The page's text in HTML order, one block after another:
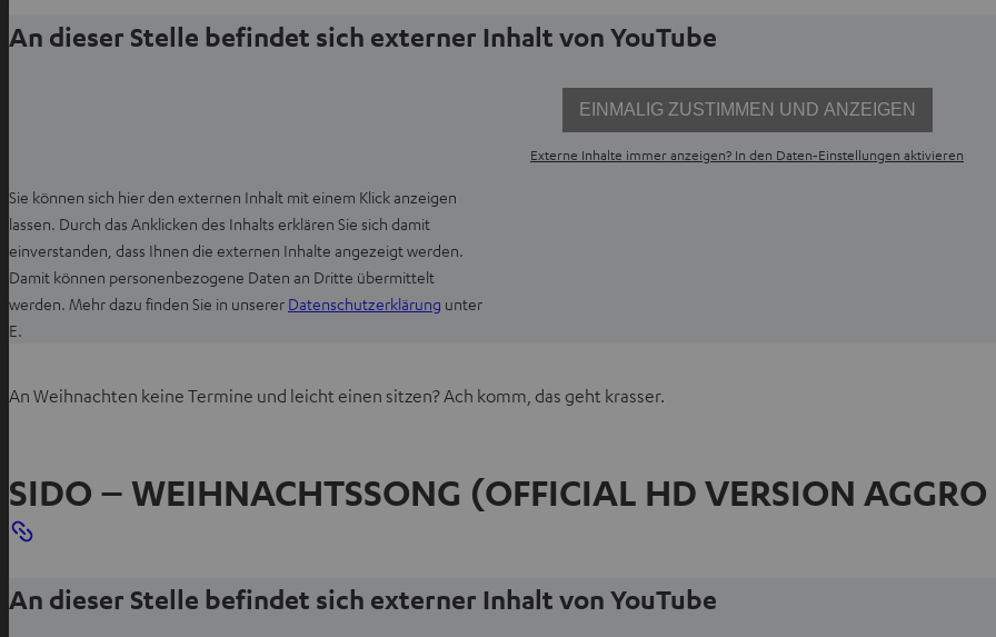
f
An dieser Stelle befindet sich externer Inhalt von YouTube
EINMALIG ZUSTIMMEN UND ANZEIGEN
Externe Inhalte immer anzeigen? In den Daten‑Einstellungen aktivieren
Sie können sich hier den externen Inhalt mit einem Klick anzeigen
lassen. Durch das Anklicken des Inhalts erklären Sie sich damit
einverstanden, dass Ihnen die externen Inhalte angezeigt werden.
Damit können personenbezogene Daten an Dritte übermittelt
werden. Mehr dazu finden Sie in unserer Datenschutzerklärung
u
T
f
unter
E.
An Weihnachten keine Termine und leicht einen sitzen? Ach komm, das geht krasser.
SIDO – WEIHNACHTSSONG (OFFICIAL HD VERSION
An dieser Stelle befindet sich externer Inhalt von YouTube